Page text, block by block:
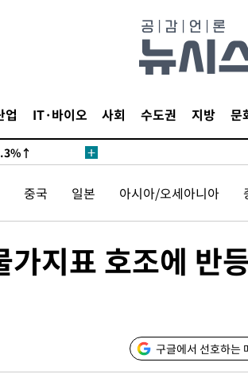
업 IT·바이오 사회 수도권 지방 문
중국 일본 아시아/오세아니아
지표 호조에 반
구글에서 선호하는